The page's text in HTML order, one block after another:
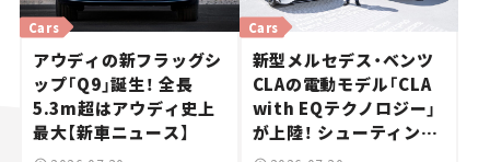
アウディの新フラッグシ
ップ「Q9」誕生！ 全長
5.3m超はアウディ史上
最大【新車ニュース】
Cars
新型メルセデス・ベンツ
CLAの電動モデル「CLA
with EQテクノロジー」
が上陸！ シューティング
ブレークも発売【新車ニ
Cars